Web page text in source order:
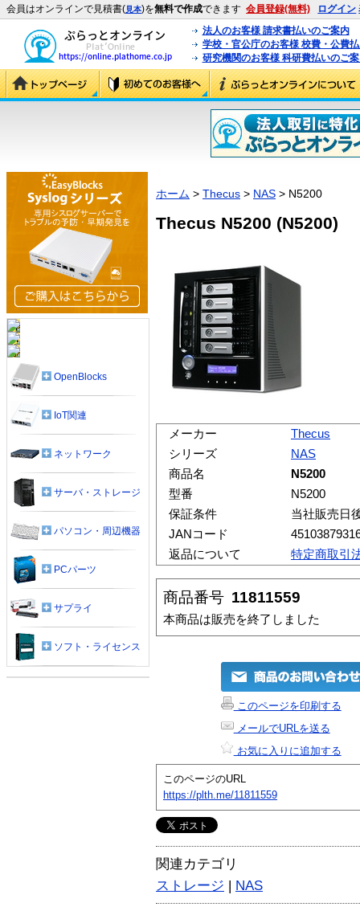
会員はオンラインで見積書(見本)を無料で作成できます 会員登録(無料) ログイン
法人のお客様 請求書払いのご案内
学校・官公庁のお客様 校費・公費
研究機関のお客様 科研費払いのご
ホーム > Thecus > NAS > N5200
Thecus N5200 (N5200)
メーカー
Thecus
シリーズ
NAS
商品名
N5200
型番
N5200
保証条件
当社販売日
JANコード
返品について
特定商取引
商品番号 11811559
本商品は販売を終了しました
このページを印刷する
メールでURLを送る
お気に入りに追加する
このページのURL
https://plth.me/11811559
関連カテゴリ
ストレージ | NAS
OpenBlocks
IoT関連
ネットワーク
サーバ・ストレージ
パソコン・周辺機器
PCパーツ
サプライ
ソフト・ライセンス